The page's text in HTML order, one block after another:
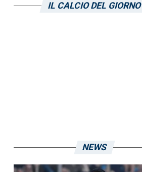
IL CALCIO DEL GIORNO
NEWS